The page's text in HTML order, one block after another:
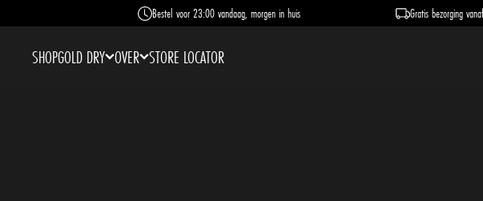
Bestel voor 23:00 vandaag, morgen in huis Gratis bezorging
SHOPGOLD DRY OVER STORE LOCATOR